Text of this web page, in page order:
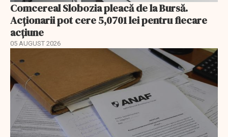
Comcereal Slobozia pleacă de la Bursă.
Acționarii pot cere 5,0701 lei pentru fiecare
acțiune
05 AUGUST 2026